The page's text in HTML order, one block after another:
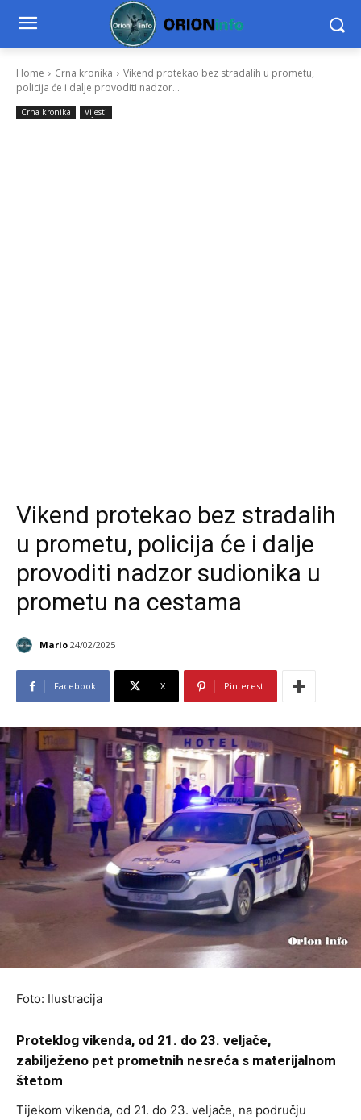
Home Crna kronika
Vikend protekao bez stradalih u prometu,
policija će i dalje provoditi nadzor...
Crna kronika Vijesti
Vikend protekao bez stradalih
u prometu, policija će i dalje
provoditi nadzor sudionika u
prometu na cestama
Mario 24/02/2025
Facebook X Pinterest
Foto: Ilustracija
Proteklog vikenda, od 21. do 23. veljače,
zabilježeno pet prometnih nesreća s materijalnom
štetom
Tijekom vikenda, od 21. do 23. veljače, na području